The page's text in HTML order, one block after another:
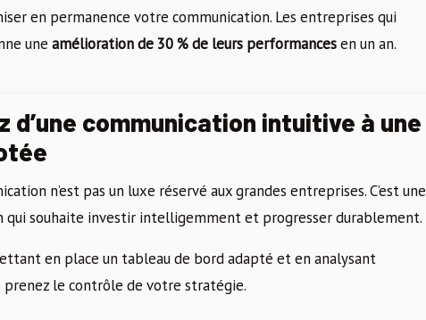
en permanence votre communication. Les entreprises qui
une amélioration de 30 % de leurs performancesen un an.
d’une communication intuitive à une
n’est pas un luxe réservé aux grandes entreprises. C’est une
qui souhaite investir intelligemment et progresser durablement.
en place un tableau de bord adapté et en analysant
le contrôle de votre stratégie.